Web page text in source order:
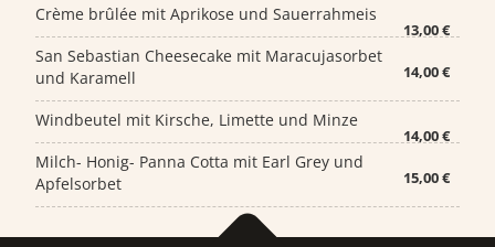
13,00 €
Crème brûlée mit Aprikose und Sauerrahmeis
14,00 €
San Sebastian Cheesecake mit Maracujasorbet
und Karamell
14,00 €
Windbeutel mit Kirsche, Limette und Minze
15,00 €
Milch- Honig- Panna Cotta mit Earl Grey und
Apfelsorbet